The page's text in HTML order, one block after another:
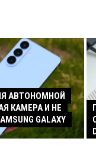
АВТОНОМНОЙ
КАМЕРА И НЕ
GALAXY